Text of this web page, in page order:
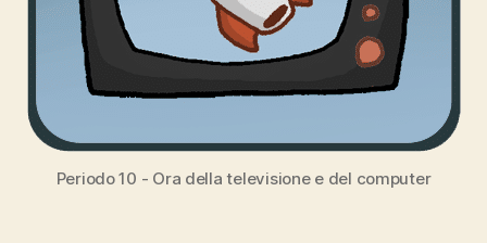
Periodo 10 - Ora della televisione e del computer